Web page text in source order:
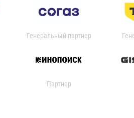
Генеральный партнер
Партнер